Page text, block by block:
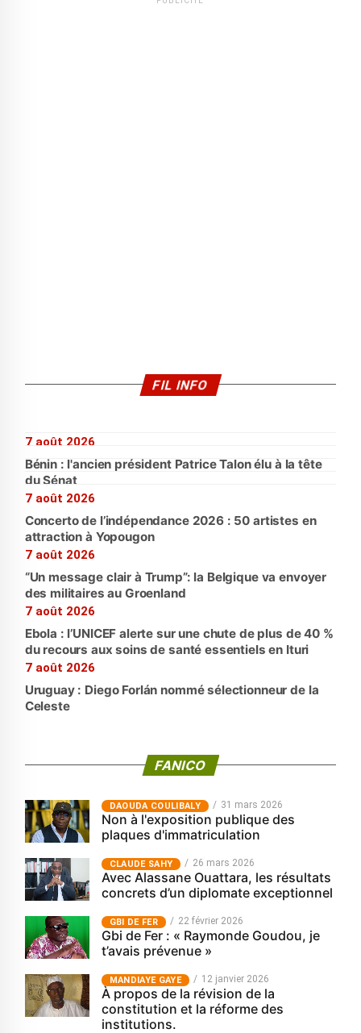
FIL INFO
7 août 2026
Bénin : l'ancien président Patrice Talon élu à la tête
du Sénat
7 août 2026
Concerto de l’indépendance 2026 : 50 artistes en
attraction à Yopougon
7 août 2026
“Un message clair à Trump”: la Belgique va envoyer
des militaires au Groenland
7 août 2026
Ebola : l’UNICEF alerte sur une chute de plus de 40 %
du recours aux soins de santé essentiels en Ituri
7 août 2026
Uruguay : Diego Forlán nommé sélectionneur de la
Celeste
FANICO
‎DAOUDA COULIBALY 31 mars 2026
Non à l'exposition publique des
plaques d'immatriculation
CLAUDE SAHY 26 mars 2026
Avec Alassane Ouattara, les résultats
concrets d’un diplomate exceptionnel
GBI DE FER 22 février 2026
Gbi de Fer : « Raymonde Goudou, je
t’avais prévenue »
MANDIAYE GAYE 12 janvier 2026
À propos de la révision de la
constitution et la réforme des
institutions.